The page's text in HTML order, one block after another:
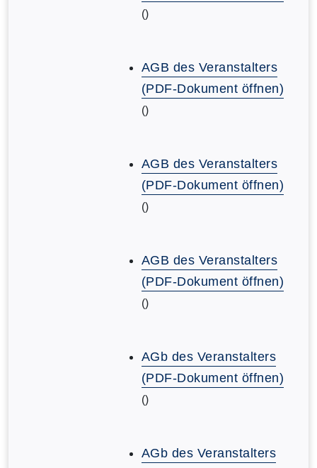
()
AGB des Veranstalters
(PDF-Dokument öffnen)
()
AGB des Veranstalters
(PDF-Dokument öffnen)
()
AGB des Veranstalters
(PDF-Dokument öffnen)
()
AGb des Veranstalters
(PDF-Dokument öffnen)
()
AGb des Veranstalters